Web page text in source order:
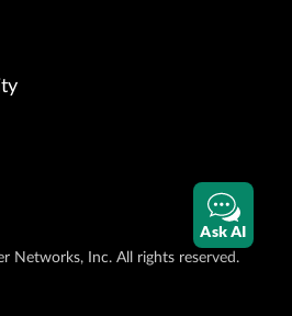
Networks, Inc. All rights reserved.
Ask AI